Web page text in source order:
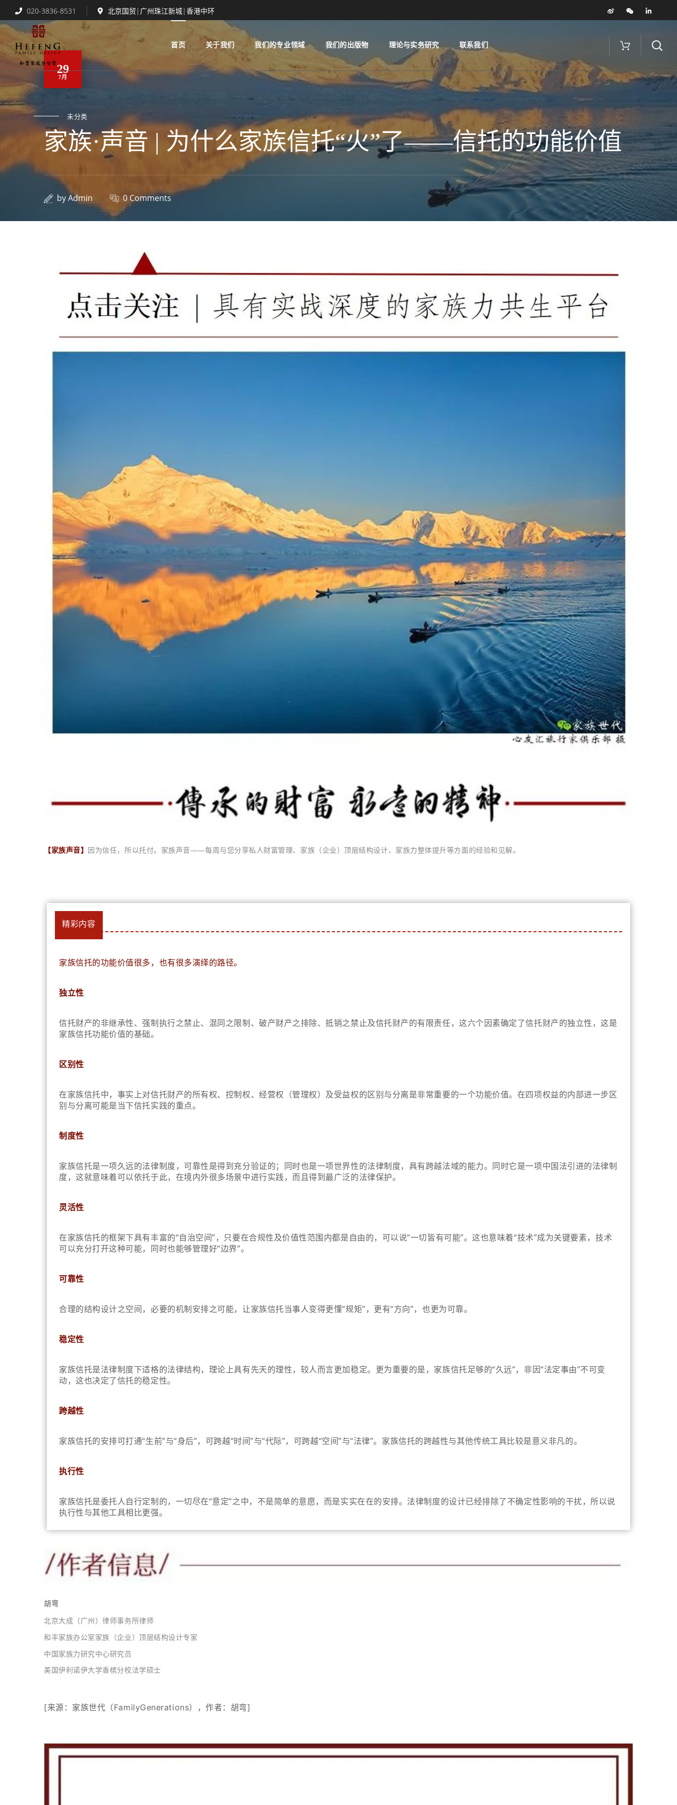
020-3836-8531 北京国贸|广州珠江新城|香港中环
首页 关于我们 我们的专业领域 我们的出版物 理论与实务研究 联系我们
29
7月
未分类
家族·声音 | 为什么家族信托“火”了——信托的功能价值
byAdmin 0 Comments
【家族声音】 因为信任，所以托付。家族声音——每周与您分享私人财富管理、家族（企业）顶层结构设计、家族力整体提升等方面的经验和见解。
精彩内容
家族信托的功能价值很多，也有很多演绎的路径。
独立性
信托财产的非继承性、强制执行之禁止、混同之限制、破产财产之排除、抵销之禁止及信托财产的有限责任，这六个因素确定了信托财产的独立性，这是
家族信托功能价值的基础。
区别性
在家族信托中，事实上对信托财产的所有权、控制权、经营权（管理权）及受益权的区别与分离是非常重要的一个功能价值。在四项权益的内部进一步区
别与分离可能是当下信托实践的重点。
制度性
家族信托是一项久远的法律制度，可靠性是得到充分验证的；同时也是一项世界性的法律制度，具有跨越法域的能力。同时它是一项中国法引进的法律制
度，这就意味着可以依托于此，在境内外很多场景中进行实践，而且得到最广泛的法律保护。
灵活性
在家族信托的框架下具有丰富的“自治空间”，只要在合规性及价值性范围内都是自由的，可以说“一切皆有可能”。这也意味着“技术”成为关键要素，技术
可以充分打开这种可能，同时也能够管理好“边界”。
可靠性
合理的结构设计之空间，必要的机制安排之可能，让家族信托当事人变得更懂“规矩”，更有“方向”，也更为可靠。
稳定性
家族信托是法律制度下适格的法律结构，理论上具有先天的理性，较人而言更加稳定。更为重要的是，家族信托足够的“久远”，非因“法定事由”不可变
动，这也决定了信托的稳定性。
跨越性
家族信托的安排可打通“生前”与“身后”，可跨越“时间”与“代际”，可跨越“空间”与“法律”。家族信托的跨越性与其他传统工具比较是意义非凡的。
执行性
家族信托是委托人自行定制的，一切尽在“意定”之中，不是简单的意愿，而是实实在在的安排。法律制度的设计已经排除了不确定性影响的干扰，所以说
执行性与其他工具相比更强。
胡弯
北京大成（广州）律师事务所律师
和丰家族办公室家族（企业）顶层结构设计专家
中国家族力研究中心研究员
美国伊利诺伊大学香槟分校法学硕士
[来源：家族世代（FamilyGenerations），作者：胡弯]